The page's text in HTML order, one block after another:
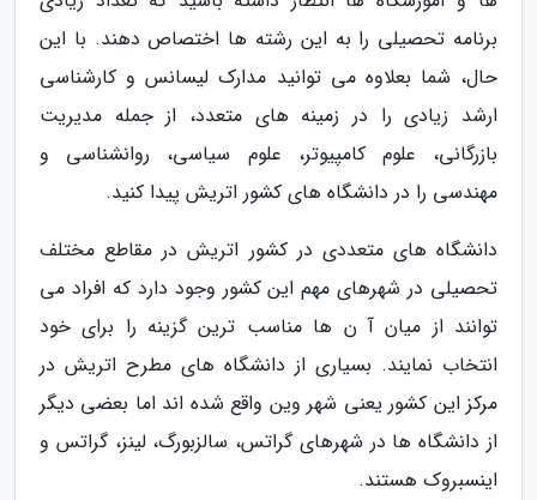
برنامه تحصیلی را به این رشته ها اختصاص دهند. با این
حال، شما بعلاوه می توانید مدارک لیسانس و کارشناسی
ارشد زیادی را در زمینه های متعدد، از جمله مدیریت
بازرگانی، علوم کامپیوتر، علوم سیاسی، روانشناسی و
مهندسی را در دانشگاه های کشور اتریش پیدا کنید.
دانشگاه های متعددی در کشور اتریش در مقاطع مختلف
تحصیلی در شهرهای مهم این کشور وجود دارد که افراد می
توانند از میان آ ن ها مناسب ترین گزینه را برای خود
انتخاب نمایند. بسیاری از دانشگاه های مطرح اتریش در
مرکز این کشور یعنی شهر وین واقع شده اند اما بعضی دیگر
از دانشگاه ها در شهرهای گراتس، سالزبورگ، لینز، گراتس و
اینسبروک هستند.